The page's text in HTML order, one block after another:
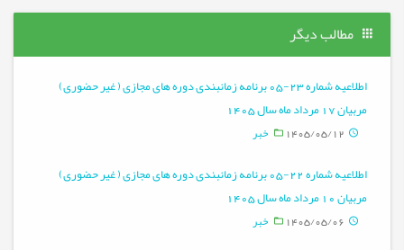
مطالب دیگر
اطلاعیه شماره 23-05 برنامه زمانبندی دوره های مجازی ( غیر حضوری)
مربیان 17 مرداد ماه سال 1405
1405/05/12 خبر
اطلاعیه شماره 22-05 برنامه زمانبندی دوره های مجازی ( غیر حضوری)
مربیان 10 مرداد ماه سال 1405
1405/05/06 خبر